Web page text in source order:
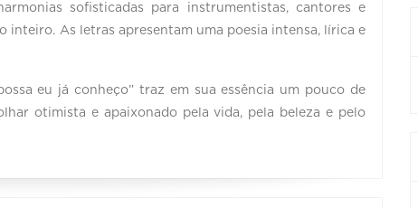
sofisticadas para instrumentistas, cantores e
inteiro. As letras apresentam uma poesia intensa, lírica e
eu já conheço” traz em sua essência um pouco de
otimista e apaixonado pela vida, pela beleza e pelo